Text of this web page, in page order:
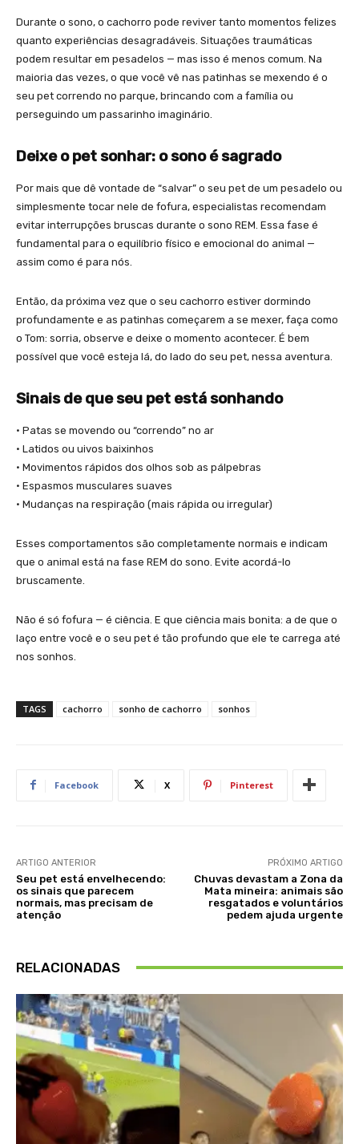
Durante o sono, o cachorro pode reviver tanto momentos felizes
quanto experiências desagradáveis. Situações traumáticas
podem resultar em pesadelos — mas isso é menos comum. Na
maioria das vezes, o que você vê nas patinhas se mexendo é o
seu pet correndo no parque, brincando com a família ou
perseguindo um passarinho imaginário.
Deixe o pet sonhar: o sono é sagrado
Por mais que dê vontade de “salvar” o seu pet de um pesadelo ou
simplesmente tocar nele de fofura, especialistas recomendam
evitar interrupções bruscas durante o sono REM. Essa fase é
fundamental para o equilíbrio físico e emocional do animal —
assim como é para nós.
Então, da próxima vez que o seu cachorro estiver dormindo
profundamente e as patinhas começarem a se mexer, faça como
o Tom: sorria, observe e deixe o momento acontecer. É bem
possível que você esteja lá, do lado do seu pet, nessa aventura.
Sinais de que seu pet está sonhando
• Patas se movendo ou “correndo” no ar
• Latidos ou uivos baixinhos
• Movimentos rápidos dos olhos sob as pálpebras
• Espasmos musculares suaves
• Mudanças na respiração (mais rápida ou irregular)
Esses comportamentos são completamente normais e indicam
que o animal está na fase REM do sono. Evite acordá-lo
bruscamente.
Não é só fofura — é ciência. E que ciência mais bonita: a de que o
laço entre você e o seu pet é tão profundo que ele te carrega até
nos sonhos.
TAGS cachorro sonho de cachorro sonhos
Facebook X Pinterest
ARTIGO ANTERIOR
Seu pet está envelhecendo:
os sinais que parecem
normais, mas precisam de
atenção
PRÓXIMO ARTIGO
Chuvas devastam a Zona da
Mata mineira: animais são
resgatados e voluntários
pedem ajuda urgente
RELACIONADAS